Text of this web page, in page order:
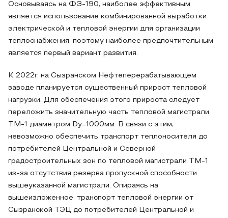
Основываясь на ФЗ-190, наиболее эффективным
является использование комбинированной выработки
электрической и тепловой энергии для организации
теплоснабжения, поэтому наиболее предпочтительным
является первый вариант развития.
К 2022г. на Сызранском Нефтеперерабатывающем
заводе планируется существенный прирост тепловой
нагрузки. Для обеспечения этого прироста следует
переложить значительную часть тепловой магистрали
ТМ-1 диаметром Dу=1000мм. В связи с этим,
невозможно обеспечить транспорт теплоносителя до
потребителей Центральной и Северной
градостроительных зон по тепловой магистрали ТМ-1
из-за отсутствия резерва пропускной способности
вышеуказанной магистрали. Опираясь на
вышеизложенное, транспорт тепловой энергии от
Сызранской ТЭЦ до потребителей Центральной и